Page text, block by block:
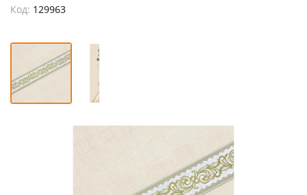
Код: 129963
График платежей
25%